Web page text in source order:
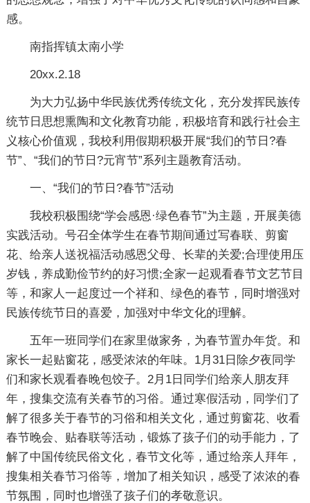
感。
南指挥镇太南小学
20xx.2.18
为大力弘扬中华民族优秀传统文化，充分发挥民族传
统节日思想熏陶和文化教育功能，积极培育和践行社会主
义核心价值观，我校利用假期积极开展“我们的节日?春
节”、“我们的节日?元宵节”系列主题教育活动。
一、“我们的节日?春节”活动
我校积极围绕“学会感恩·绿色春节”为主题，开展美德
实践活动。号召全体学生在春节期间通过写春联、剪窗
花、给亲人送祝福活动感恩父母、长辈的关爱;合理使用压
岁钱，养成勤俭节约的好习惯;全家一起观看春节文艺节目
等，和家人一起度过一个祥和、绿色的春节，同时增强对
民族传统节日的喜爱，加强对中华文化的理解。
五年一班同学们在家里做家务，为春节置办年货。和
家长一起贴窗花，感受浓浓的年味。1月31日除夕夜同学
们和家长观看春晚包饺子。2月1日同学们给亲人朋友拜
年，搜集交流有关春节的习俗。通过寒假活动，同学们了
解了很多关于春节的习俗和相关文化，通过剪窗花、收看
春节晚会、贴春联等活动，锻炼了孩子们的动手能力，了
解了中国传统民俗文化，春节文化等，通过给亲人拜年，
搜集相关春节习俗等，增加了相关知识，感受了浓浓的春
节氛围，同时也增强了孩子们的孝敬意识。